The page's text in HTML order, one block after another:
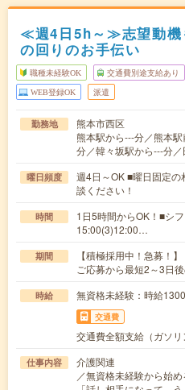
≪週4日5h～≫志望動機
の回りのお手伝い
職種未経験OK 交通費別途支給あり
WEB登録OK 派遣
勤務地
熊本市西区
熊本駅から---分／熊本
分／韓々坂駅から---分
曜日頻度
週4日～OK ■曜日固定
談ください！
時間
1日5時間からOK！■シ
15:00(3)12:00…
期間
【積極採用中！急募！
ご応募から最短2～3日
時給 無資格未経験：時給
交通費
交通費全額支給（ガソリ
仕事内容
介護関連
／無資格未経験から始